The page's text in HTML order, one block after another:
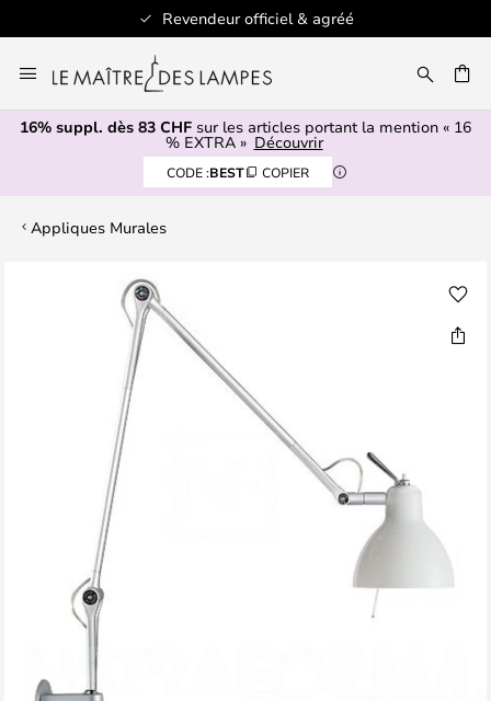
Revendeur officiel & agréé
au
contenu
16% suppl. dès 83 CHF sur les articles portant la mention « 16
% EXTRA » Découvrir
CODE :BEST COPIER
Appliques Murales